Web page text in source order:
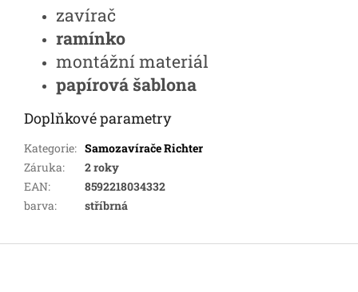
zavírač
ramínko
montážní materiál
papírová šablona
Doplňkové parametry
Kategorie: Samozavírače Richter
Záruka:
2 roky
EAN:
8592218034332
barva: stříbrná